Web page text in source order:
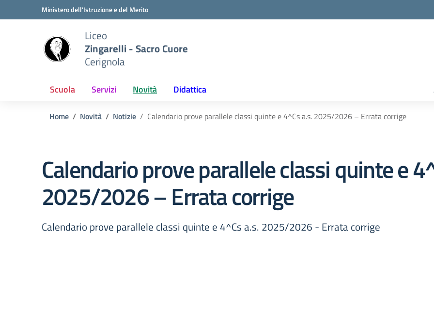
Vai ai contenuti
Vai al menu di navigazioneMinistero dell'Istruzione e del Merito
Liceo
Zingarelli - Sacro Cuore
Cerignola
Scuola Servizi Novità Didattica
Home Novità Notizie Calendario prove parallele classi quinte e 4^Cs a.s. 2025/2026 – Errata corrige
Calendario prove parallele classi quinte e
2025/2026 – Errata corrige
Calendario prove parallele classi quinte e 4^Cs a.s. 2025/2026 - Errata corrige